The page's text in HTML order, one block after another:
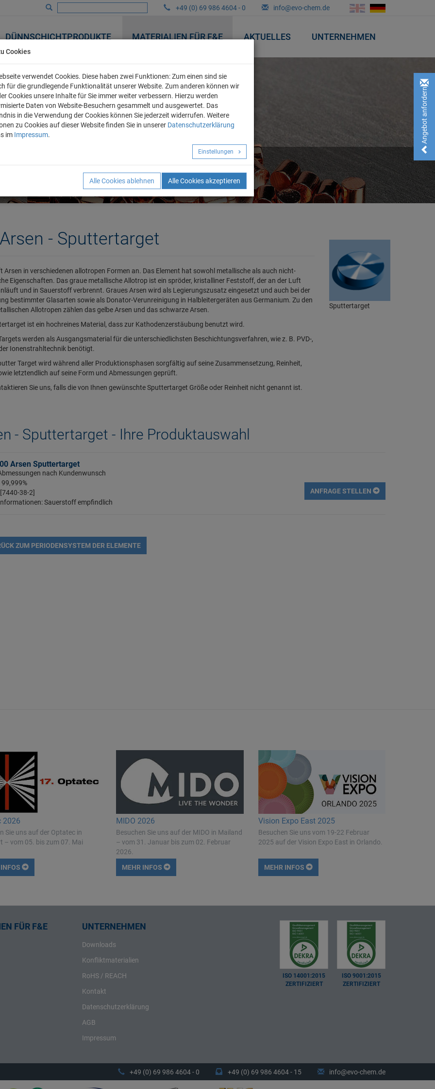
+49 (0) 69 986 4604 - 0 info@evo-chem.de
DÜNNSCHICHTPRODUKTE MATERIALIEN FÜR F&E AKTUELLES UNTERNEHMEN
Angebot anfordern!
Arsen - Sputtertarget
Arsen in verschiedenen allotropen Formen an. Das Element hat sowohl metallische als auch nicht-
Eigenschaften. Das graue metallische Allotrop ist ein spröder, kristalliner Feststoff, der an der Luft
und in Sauerstoff verbrennt. Graues Arsen wird als Legierungszusatz eingesetzt und auch bei der
bestimmter Glasarten sowie als Donator-Verunreinigung in Halbleitergeräten aus Germanium. Zu den
Allotropen zählen das gelbe Arsen und das schwarze Arsen.
ist ein hochreines Material, dass zur Kathodenzerstäubung benutzt wird.
werden als Ausgangsmaterial für die unterschiedlichsten Beschichtungsverfahren, wie z. B. PVD-,
Ionenstrahltechnik benötigt.
Target wird während aller Produktionsphasen sorgfältig auf seine Zusammensetzung, Reinheit,
letztendlich auf seine Form und Abmessungen geprüft.
Sie uns, falls die von Ihnen gewünschte Sputtertarget Größe oder Reinheit nicht genannt ist.
Sputtertarget
- Sputtertarget - Ihre Produktauswahl
Arsen Sputtertarget
nach Kundenwunsch
99,999%
38-2]
Sauerstoff empfindlich
ANFRAGE STELLEN
ZUM PERIODENSYSTEM DER ELEMENTE
2026
Sie uns auf der Optatec in
– vom 05. bis zum 07. Mai
MIDO 2026
Besuchen Sie uns auf der MIDO in Mailand
– vom 31. Januar bis zum 02. Februar
2026.
MEHR INFOS
Vision Expo East 2025
Besuchen Sie uns vom 19-22 Februar
2025 auf der Vision Expo East in Orlando.
MEHR INFOS
FÜR F&E UNTERNEHMEN
Downloads
Konfliktmaterialien
RoHS / REACH
Kontakt
Datenschutzerklärung
AGB
Impressum
ISO 14001:2015
ZERTIFIZIERT
ISO 9001:2015
ZERTIFIZIERT
+49 (0) 69 986 4604 - 0 +49 (0) 69 986 4604 - 15 info@evo-chem.de
Cookies
verwendet Cookies. Diese haben zwei Funktionen: Zum einen sind sie
für die grundlegende Funktionalität unserer Website. Zum anderen können wir
Cookies unsere Inhalte für Sie immer weiter verbessern. Hierzu werden
Daten von Website-Besuchern gesammelt und ausgewertet. Das
in die Verwendung der Cookies können Sie jederzeit widerrufen. Weitere
zu Cookies auf dieser Website finden Sie in unserer Datenschutzerklärung
im Impressum.
Einstellungen
Alle Cookies ablehnen Alle Cookies akzeptieren